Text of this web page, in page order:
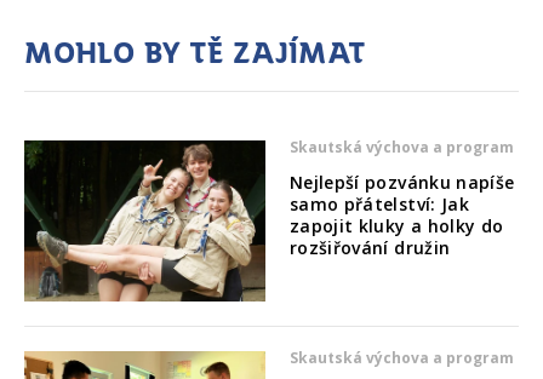
Mohlo by tě zajímat
Skautská výchova a program
Nejlepší pozvánku napíše
samo přátelství: Jak
zapojit kluky a holky do
rozšiřování družin
Skautská výchova a program